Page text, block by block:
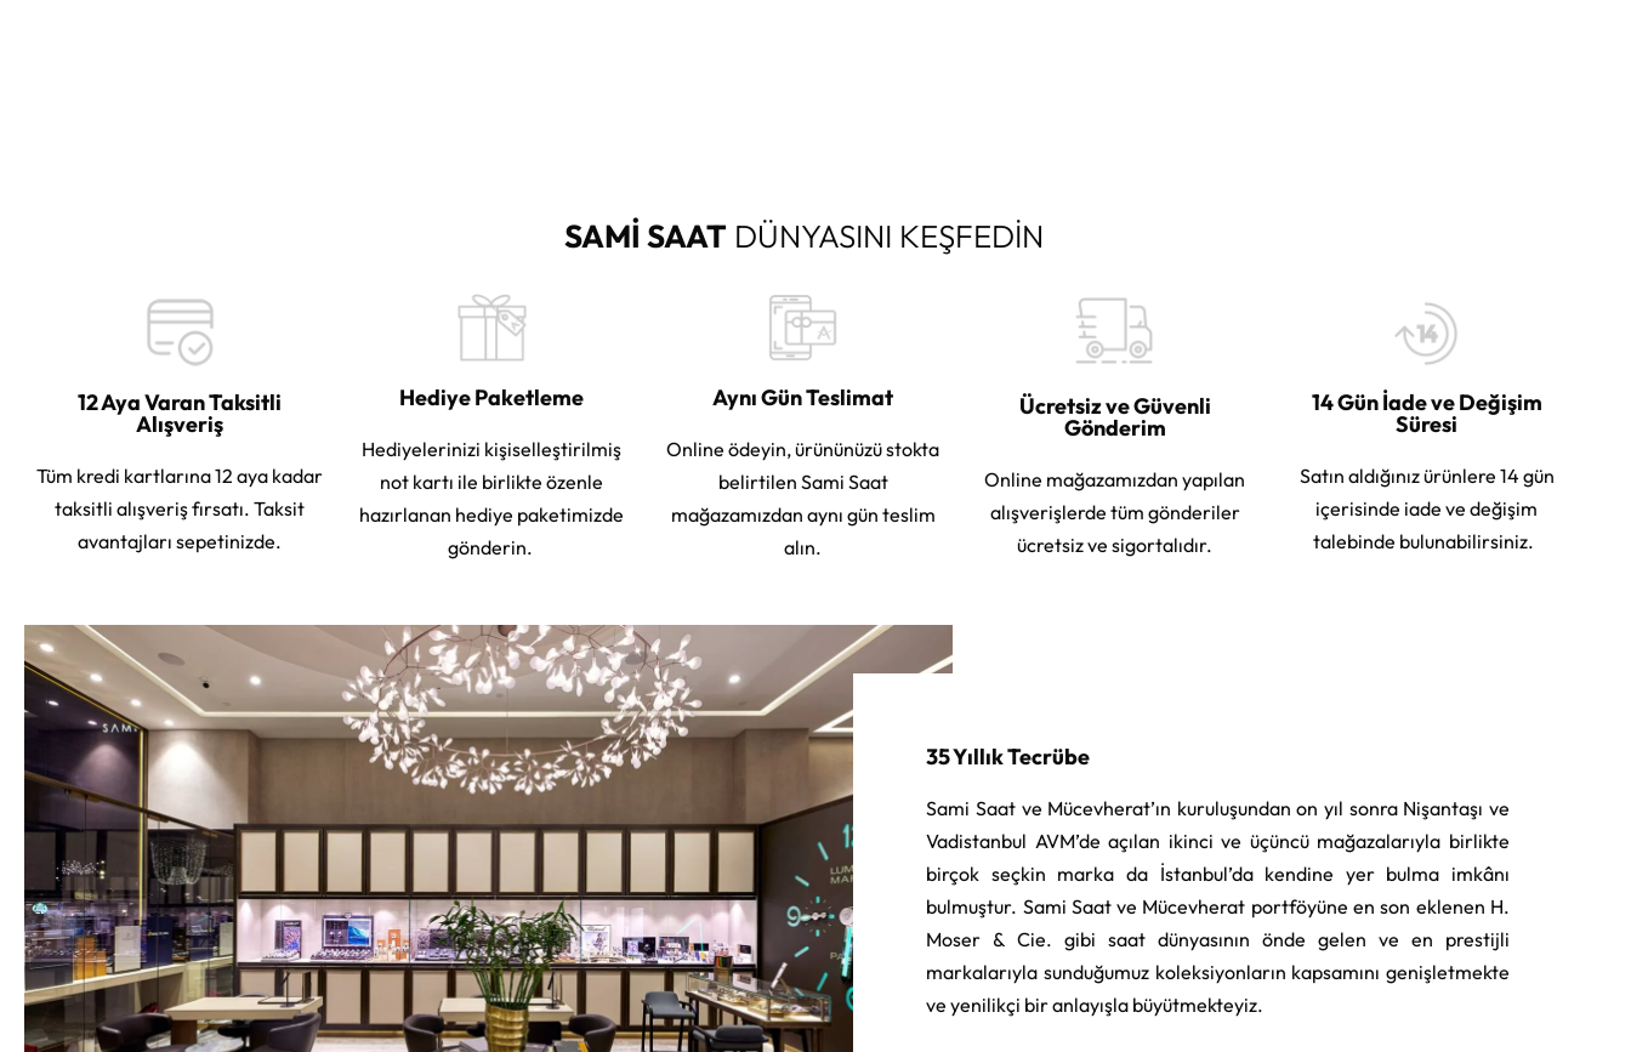
SAMİ SAATDÜNYASINI KEŞFEDİN
12 Aya Varan Taksitli
Alışveriş
Tüm kredi kartlarına 12 aya kadar
taksitli alışveriş fırsatı. Taksit
avantajları sepetinizde.
Hediye Paketleme
Hediyelerinizi kişiselleştirilmiş
not kartı ile birlikte özenle
hazırlanan hediye paketimizde
gönderin.
Aynı Gün Teslimat
Online ödeyin, ürününüzü stokta
belirtilen Sami Saat
mağazamızdan aynı gün teslim
alın.
Ücretsiz ve Güvenli
Gönderim
Online mağazamızdan yapılan
alışverişlerde tüm gönderiler
ücretsiz ve sigortalıdır.
14 Gün İade ve Değişim
Süresi
Satın aldığınız ürünlere 14 gün
içerisinde iade ve değişim
talebinde bulunabilirsiniz.
35 Yıllık Tecrübe
Sami Saat ve Mücevherat’ın kuruluşundan on yıl sonra Nişantaşı ve
Vadistanbul AVM’de açılan ikinci ve üçüncü mağazalarıyla birlikte
birçok seçkin marka da İstanbul’da kendine yer bulma imkânı
bulmuştur. Sami Saat ve Mücevherat portföyüne en son eklenen H.
Moser & Cie. gibi saat dünyasının önde gelen ve en prestijli
markalarıyla sunduğumuz koleksiyonların kapsamını genişletmekte
ve yenilikçi bir anlayışla büyütmekteyiz.